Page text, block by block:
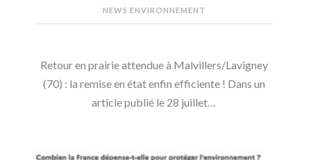
NEWS ENVIRONNEMENT
Retour en prairie attendue à Malvillers/Lavigney
(70) : la remise en état enfin efficiente ! Dans un
article publié le 28 juillet…